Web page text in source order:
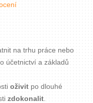
na trhu práce nebo
účetnictví a základů
oživit po dlouhé
zdokonalit